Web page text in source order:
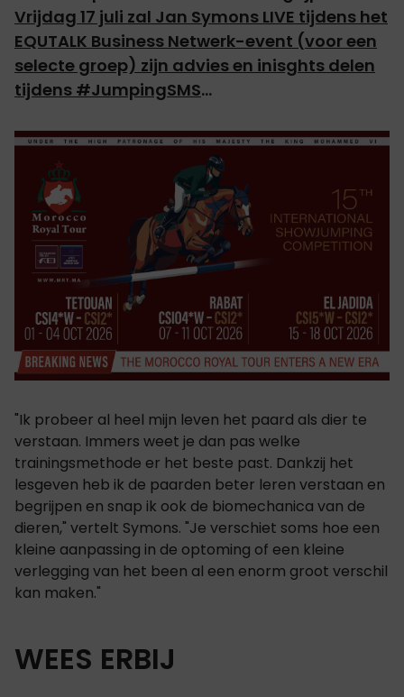
Vrijdag 17 juli zal Jan Symons LIVE tijdens het
EQUTALK Business Netwerk-event (voor een
selecte groep) zijn advies en inisghts delen
tijdens #JumpingSMS...
"Ik probeer al heel mijn leven het paard als dier te
verstaan. Immers weet je dan pas welke
trainingsmethode er het beste past. Dankzij het
lesgeven heb ik de paarden beter leren verstaan en
begrijpen en snap ik ook de biomechanica van de
dieren," vertelt Symons. "Je verschiet soms hoe een
kleine aanpassing in de optoming of een kleine
verlegging van het been al een enorm groot verschil
kan maken."
WEES ERBIJ